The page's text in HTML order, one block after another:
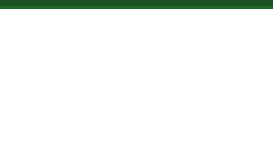
Skip to main content